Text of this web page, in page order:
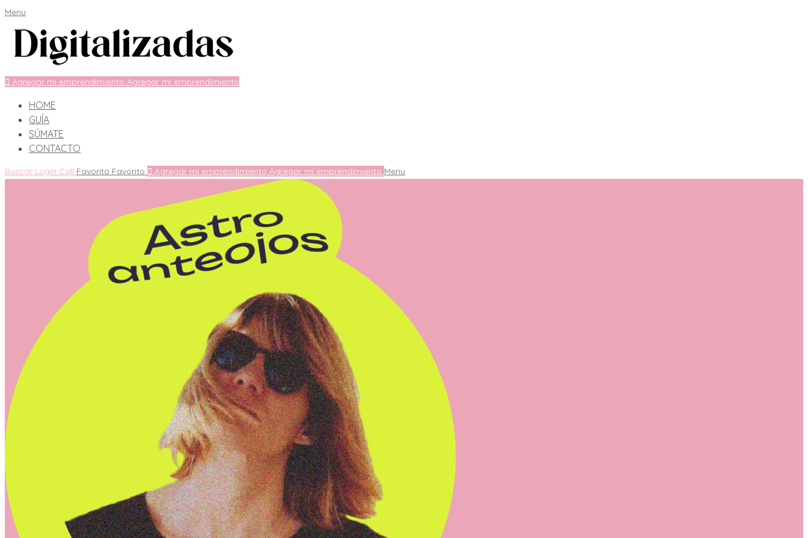
Menu
Agregar mi emprendimiento Agregar mi emprendimiento
HOME
GUÍA
SÚMATE
CONTACTO
Buscar Login Call Favorito Favorito Agregar mi emprendimiento Agregar mi emprendimiento Menu